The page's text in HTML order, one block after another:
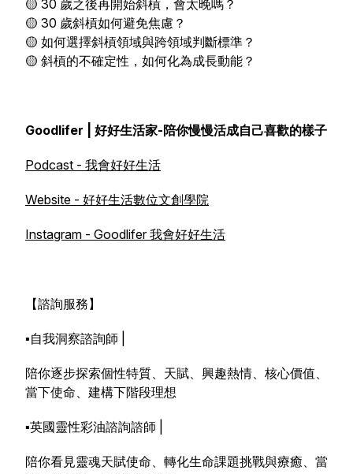
🟡 30 歲之後再開始斜槓，會太晚嗎？
🟡 30 歲斜槓如何避免焦慮？
🟡 如何選擇斜槓領域與跨領域判斷標準？
🟡 斜槓的不確定性，如何化為成長動能？
Goodlifer | 好好生活家-陪你慢慢活成自己喜歡的樣子
Podcast - 我會好好生活
Website - 好好生活數位文創學院
Instagram - Goodlifer 我會好好生活
【諮詢服務】
▪️自我洞察諮詢師 |
陪你逐步探索個性特質、天賦、興趣熱情、核心價值、
當下使命、建構下階段理想
▪️英國靈性彩油諮詢諮師 |
陪你看見靈魂天賦使命、轉化生命課題挑戰與療癒、當